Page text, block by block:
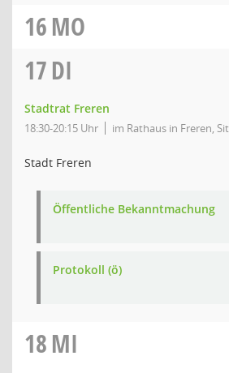
16MO
17DI
Stadtrat Freren
18:30-20:15 Uhr im Rathaus in Freren,
Stadt Freren
Öffentliche Bekanntmachung
Protokoll (ö)
18MI